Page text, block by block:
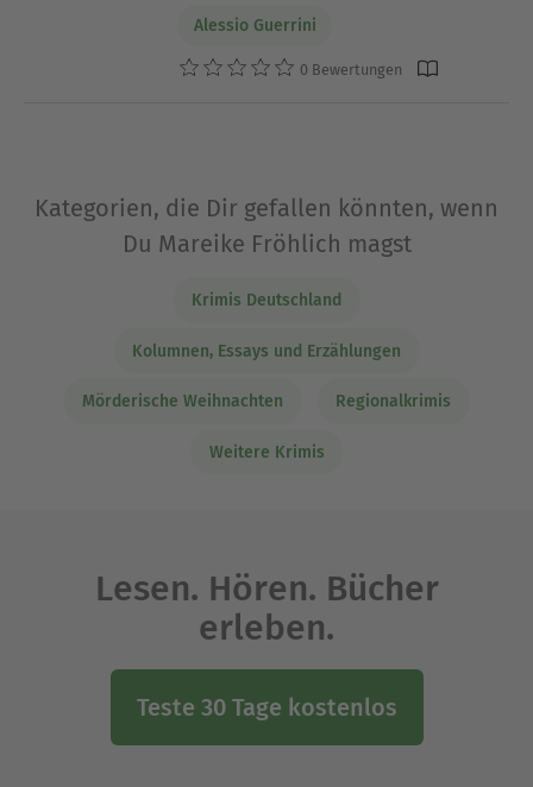
Alessio Guerrini
0 Bewertungen
Kategorien, die Dir gefallen könnten, wenn
Du Mareike Fröhlich magst
Krimis Deutschland
Kolumnen, Essays und Erzählungen
Mörderische Weihnachten Regionalkrimis
Weitere Krimis
Lesen. Hören. Bücher
erleben.
Teste 30 Tage kostenlos